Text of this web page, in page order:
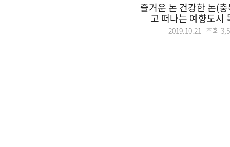
즐거운 논 건강한 논(
고 떠나는 예향도시
2019.10.21 조회